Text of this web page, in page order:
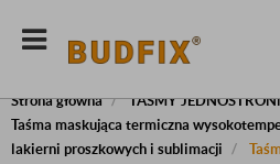
Strona główna TAŚMY
Taśma maskująca termiczna
lakierni proszkowych i sublimacji